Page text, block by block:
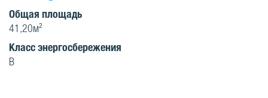
Oбщая площадь
41,20м²
Класс энергосбережения
B